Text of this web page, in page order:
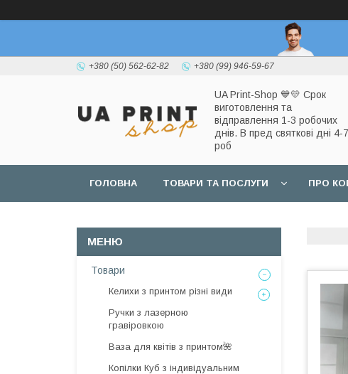
+380 (50) 562-62-82 +380 (99) 946-59-67
UA Print-Shop ​💙💛 Срок
виготовлення та
відправлення 1-3 робочих
днів. В пред святкові дні 4-7
роб
ГОЛОВНА ТОВАРИ ТА ПОСЛУГИ ПРО
Товари
Келихи з принтом різні види
Ручки з лазерною
гравіровкою
Ваза для квітів з принтом🌺
Копілки Куб з індивідуальним